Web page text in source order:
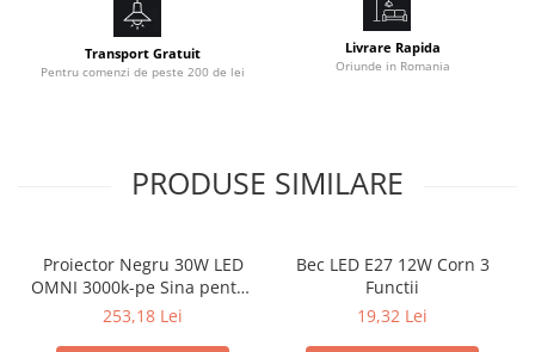
Transport Gratuit
Pentru comenzi de peste 200 de lei
Livrare Rapida
Oriunde in Romania
PRODUSE SIMILARE
Proiector Negru 30W LED
OMNI 3000k-pe Sina pentru
Display Magazin
253,18 Lei
Bec LED E27 12W Corn 3
Functii
19,32 Lei